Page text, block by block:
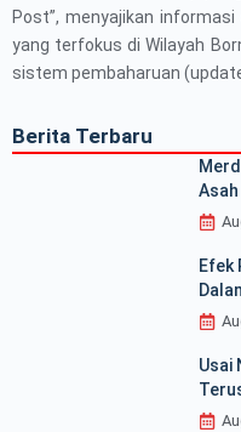
Post”, menyajikan
yang terfokus di Wilayah
sistem pembaharuan
Berita Terbaru
Efek
Usai